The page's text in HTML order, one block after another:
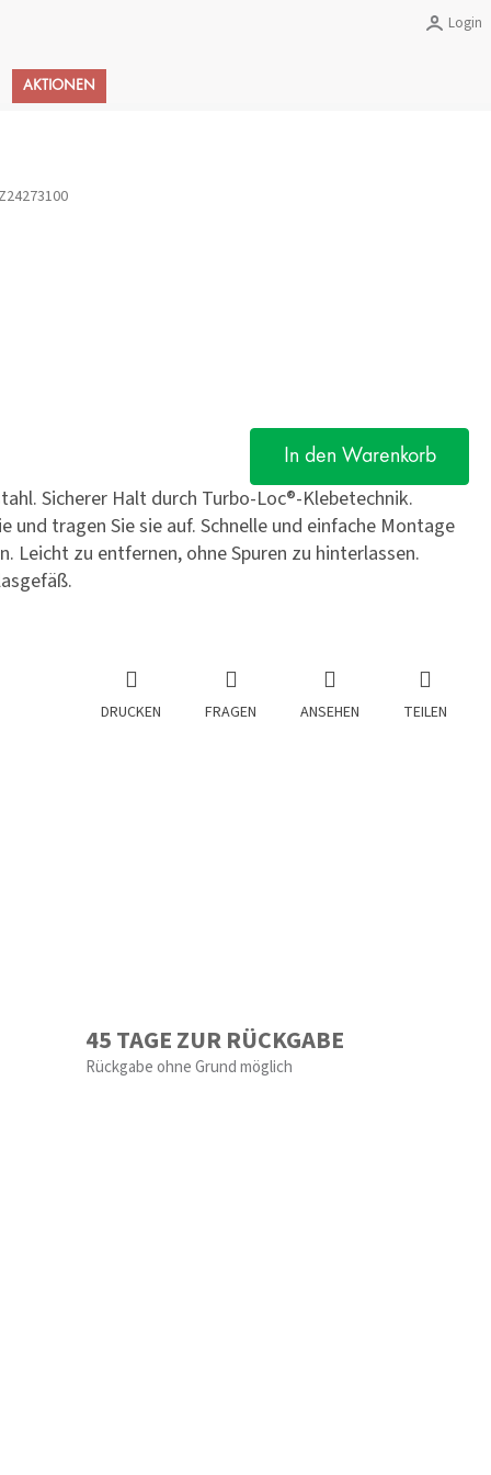
Login
Warenkorb
AKTIONEN
Z24273100
In den Warenkorb
Sicherer Halt durch Turbo-Loc®-Klebetechnik.
und tragen Sie sie auf. Schnelle und einfache Montage
Leicht zu entfernen, ohne Spuren zu hinterlassen.
DRUCKEN FRAGEN ANSEHEN TEILEN
45 TAGE ZUR RÜCKGABE
Rückgabe ohne Grund möglich